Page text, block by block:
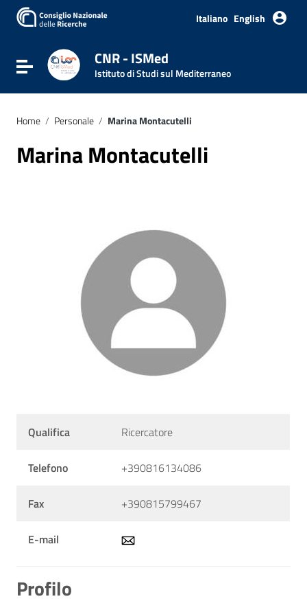
Italiano English
Attiva / disattiva la navigazione
CNR - ISMed
Istituto di Studi sul Mediterraneo
Home / Personale / Marina Montacutelli
Marina Montacutelli
Qualifica Ricercatore
Telefono +390816134086
Fax +390815799467
E-mail
Profilo